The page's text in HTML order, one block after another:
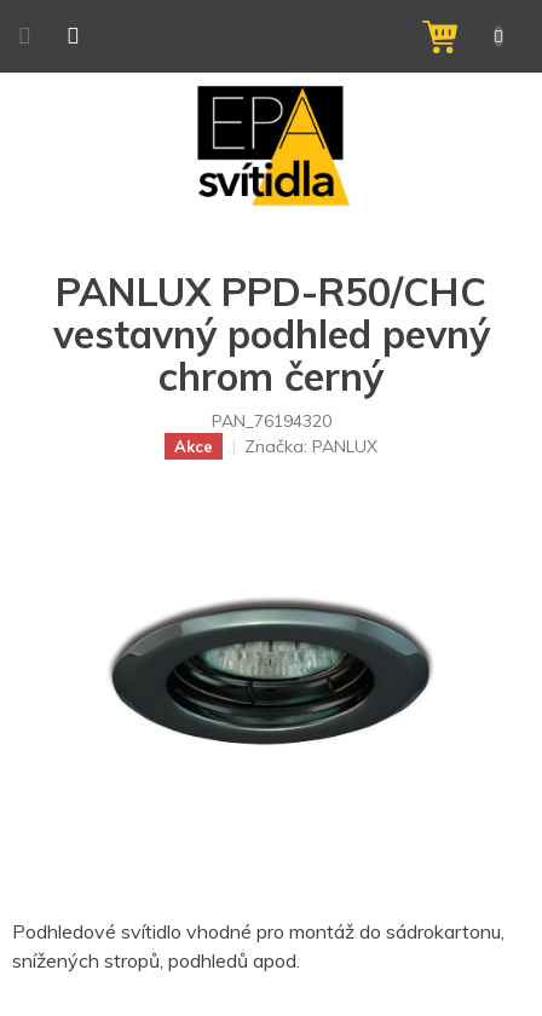
NÁKUPNÍ
KOŠÍK
PANLUX PPD-R50/CHC
vestavný podhled pevný
chrom černý
PAN_76194320
Akce Značka: PANLUX
Podhledové svítidlo vhodné pro montáž do sádrokartonu,
snížených stropů, podhledů apod.